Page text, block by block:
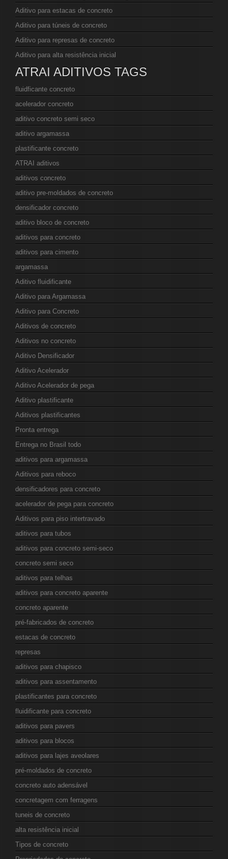
Aditivo para estacas de concreto
Aditivo para túneis de concreto
Aditivo para represas de concreto
Aditivo para alta resistência inicial
ATRAI ADITIVOS TAGS
fluidficante concreto
acelerador concreto
aditivo concreto semi seco
aditivo argamassa
plastificante concreto
ATRAI aditivos
aditivos concreto
aditivo pre-moldados de concreto
densificador concreto
aditivo bloco de concreto
aditivos para concreto
aditivos para cimento
argamassa
Aditivo fluidificante
Aditivo para Argamassa
Aditivo para Concreto
Aditivos de concreto
Aditivos no concreto
Aditivo Densificador
Aditivo Acelerador
Aditivo Acelerador de pega
Aditivo plastificante
Aditivos plastificantes
Pronta entrega
Entrega no Brasil todo
aditivos para argamassa
Aditivos para reboco
densificadores para concreto
acelerador de pega para concreto
Aditivos para piso intertravado
aditivos para tubos
aditivos para concreto semi-seco
concreto semi seco
aditivos para telhas
aditivos para concreto aparente
concreto aparente
pré-fabricados de concreto
estacas de concreto
represas
aditivos para chapisco
aditivos para assentamento
plastificantes para concreto
fluidificante para concreto
aditivos para pavers
aditivos para blocos
aditivos para lajes aveolares
pré-moldados de concreto
concreto auto adensável
concretagem com ferragens
tuneis de concreto
alta resistência inicial
Tipos de concreto